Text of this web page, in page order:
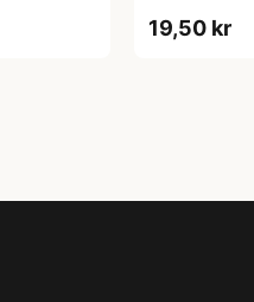
19,50 kr